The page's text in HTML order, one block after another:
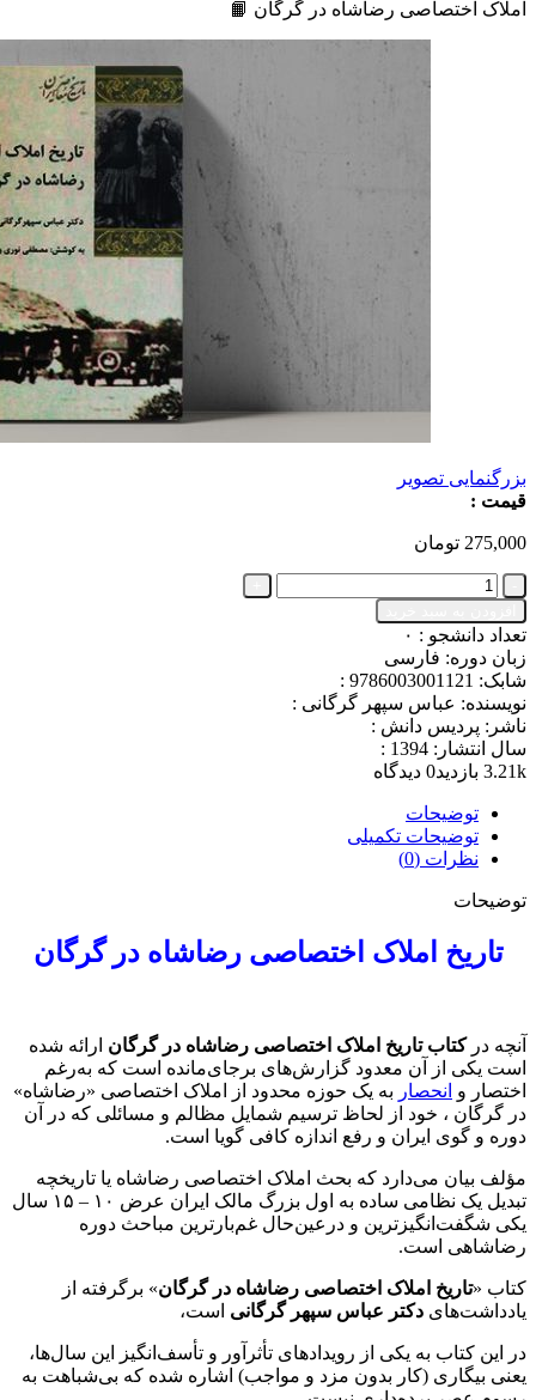
املاک اختصاصی رضاشاه در گرگان 📙
بزرگنمایی تصویر
قیمت :
275,000 تومان
کتاب
تاریخ
املاک
اختصاصی
رضاشاه
در
گرگان
📙
عدد
تعداد دانشجو : ۰
زبان دوره: فارسی
شابک: 9786003001121 :
نویسنده: عباس سپهر گرگانی :
ناشر: پردیس دانش :
سال انتشار: 1394 :
3.21k بازدید
0 دیدگاه
توضیحات
توضیحات تکمیلی
نظرات (0)
توضیحات
تاریخ املاک اختصاصی رضاشاه در گرگان
آنچه درکتاب تاریخ املاک اختصاصی رضاشاه در گرگان ارائه شده
است یکی از آن معدود گزارش‌های برجای‌مانده است که به‌رغم
اختصار و انحصار به یک حوزه محدود از املاک اختصاصی «رضاشاه»
در گرگان ، خود از لحاظ ترسیم شمایل مظالم و مسائلی که در آن
دوره و گوی ایران و رفع اندازه کافی گویا است.
مؤلف بیان می‌دارد که بحث املاک اختصاصی رضاشاه یا تاریخچه
تبدیل یک نظامی ساده به اول بزرگ مالک ایران عرض ۱۰ – ۱۵ سال
یکی شگفت‌انگیزترین و درعین‌حال غم‌بارترین مباحث دوره
رضاشاهی است.
کتاب «تاریخ املاک اختصاصی رضاشاه در گرگان» برگرفته از
یادداشت‌های دکتر عباس سپهر گرگانی است،
در این کتاب به یکی از رویدادهای تأثرآور و تأسف‏‌انگیز این سال‏‌ها،
یعنی بیگاری (کار بدون مزد و مواجب) اشاره شده که بی‏‌شباهت به